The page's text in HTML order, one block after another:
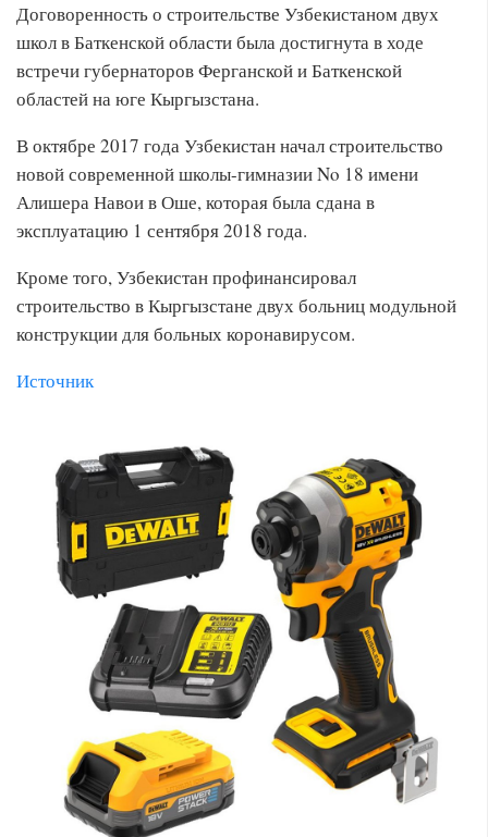
Договоренность о строительстве Узбекистаном двух
школ в Баткенской области была достигнута в ходе
встречи губернаторов Ферганской и Баткенской
областей на юге Кыргызстана.
В октябре 2017 года Узбекистан начал строительство
новой современной школы-гимназии No 18 имени
Алишера Навои в Оше, которая была сдана в
эксплуатацию 1 сентября 2018 года.
Кроме того, Узбекистан профинансировал
строительство в Кыргызстане двух больниц модульной
конструкции для больных коронавирусом.
Источник